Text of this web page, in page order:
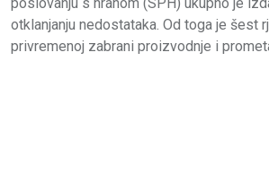
otklanjanju nedostataka. Od toga je šest
privremenoj zabrani proizvodnje i